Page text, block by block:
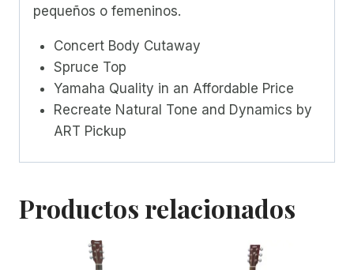
pequeños o femeninos.
Concert Body Cutaway
Spruce Top
Yamaha Quality in an Affordable Price
Recreate Natural Tone and Dynamics by
ART Pickup
Productos relacionados